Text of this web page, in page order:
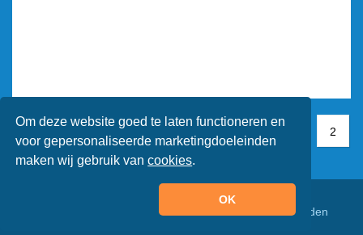
Om deze website goed te laten functioneren en
voor gepersonaliseerde marketingdoeleinden
maken wij gebruik vancookies.
OK
2
© Animaatjes.nl - 2005/2026 - Alle rechten voorbehouden